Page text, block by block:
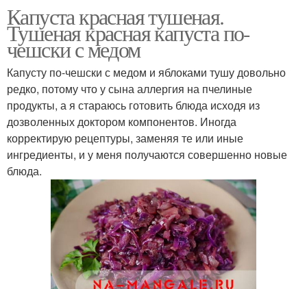
Капуста красная тушеная.
Тушеная красная капуста по-
чешски с медом
Капусту по-чешски с медом и яблоками тушу довольно
редко, потому что у сына аллергия на пчелиные
продукты, а я стараюсь готовить блюда исходя из
дозволенных доктором компонентов. Иногда
корректирую рецептуры, заменяя те или иные
ингредиенты, и у меня получаются совершенно новые
блюда.